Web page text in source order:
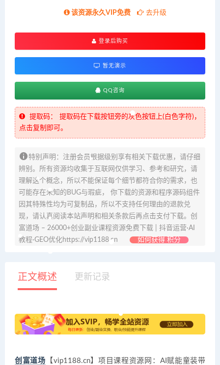
该资源永久VIP免费 去升级
登录后购买
暂无演示
QQ咨询
提取码：
提取码在下载按钮旁的灰色按钮上(白色字符)，
点击复制即可。
特别声明：注册会员根据级别享有相关下载优惠，请仔细
辨别。所有资源均收集于互联网仅供学习、参考和研究，请
理解这个概念，所以不能保证每个细节都符合你的需求，也
可能存在未知的BUG与瑕疵， 你下载的资源和程序源码组件
因其特殊性均为可复制品，所以不支持任何理由的退款兑
现，请认真阅读本站声明和相关条款后再点击支付下载。创
富道场 – 26000+创业副业课程资源免费下载 | 抖音运营·AI
教程·GEO优化https://vip1188.cn
如何获得 积分
正文概述 更新记录
创富道场 【vip1188.cn】项目课程资源网：AI赋能童装带